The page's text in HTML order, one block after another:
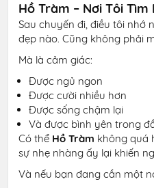
Hồ Tràm – Nơi Tôi Tìm
Sau chuyến đi, điều tôi nhớ
đẹp nào. Cũng không phải
Mà là cảm giác:
Được ngủ ngon
Được cười nhiều hơn
Được sống chậm lại
Và được bình yên trong
Có thể Hồ Tràm không quá
sự nhẹ nhàng ấy lại khiến
Và nếu bạn đang cần một